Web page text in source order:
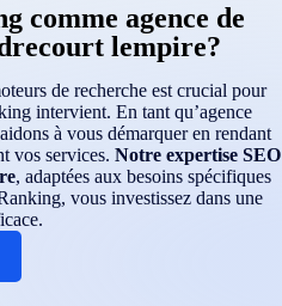
comme agence de
lempire?
de recherche est crucial pour
intervient. En tant qu’agence
à vous démarquer en rendant
vos services. Notre expertise SEO
, adaptées aux besoins spécifiques
vous investissez dans une